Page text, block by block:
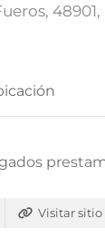
Visitar sitio